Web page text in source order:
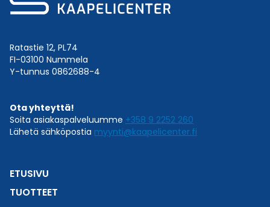
Ratastie 12, PL74
FI-03100 Nummela
Y-tunnus 0862688-4
Ota yhteyttä!
Soita asiakaspalveluumme +358 9 2252 260
Lähetä sähköpostia myynti@kaapelicenter.fi
ETUSIVU
TUOTTEET